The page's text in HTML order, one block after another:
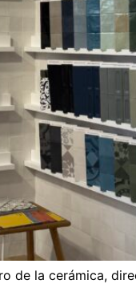
de la cerámica,